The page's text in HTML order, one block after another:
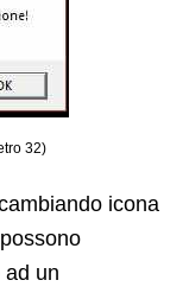
32)
icona
ad un